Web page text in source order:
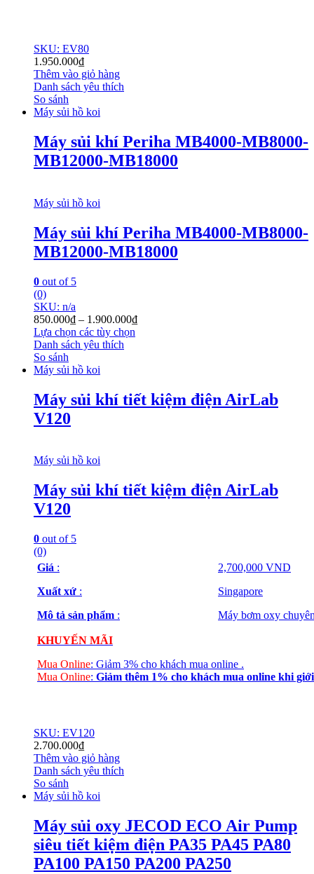
SKU: EV80
1.950.000₫
Thêm vào giỏ hàng
Danh sách yêu thích
So sánh
Máy sủi hồ koi
Máy sủi khí Periha MB4000-MB8000-
MB12000-MB18000
Máy sủi hồ koi
Máy sủi khí Periha MB4000-MB8000-
MB12000-MB18000
0 out of 5
(0)
SKU: n/a
850.000₫ – 1.900.000₫
Lựa chọn các tùy chọn
Danh sách yêu thích
So sánh
Máy sủi hồ koi
Máy sủi khí tiết kiệm điện AirLab
V120
Máy sủi hồ koi
Máy sủi khí tiết kiệm điện AirLab
V120
0 out of 5
(0)
Giá :
2,700,000 VND
Xuất xứ :
Singapore
Mô tả sản phẩm : Máy bơm oxy
KHUYẾN MÃI
Mua Online: Giảm 3% cho khách mua online .
Mua Online: Giảm thêm 1% cho khách mua online khi
SKU: EV120
2.700.000₫
Thêm vào giỏ hàng
Danh sách yêu thích
So sánh
Máy sủi hồ koi
Máy sủi oxy JECOD ECO Air Pump
siêu tiết kiệm điện PA35 PA45 PA80
PA100 PA150 PA200 PA250